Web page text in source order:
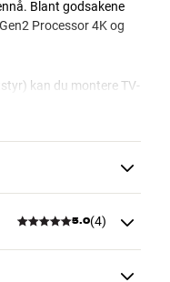
Blant godsakene
Processor 4K og
kan du montere TV-
som er
For eksempel til en
som er laget for å
også stemmestyre
5.0(4)